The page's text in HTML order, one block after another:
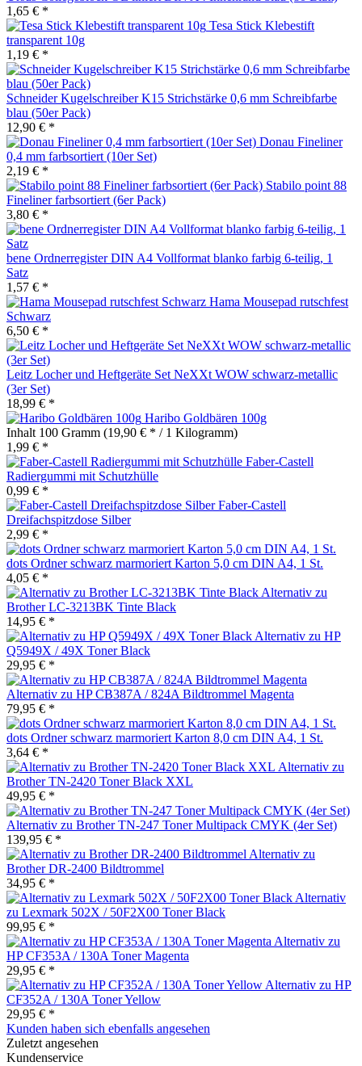
1,65 € *
Tesa Stick Klebestift
transparent 10g
1,19 € *
Schneider Kugelschreiber K15 Strichstärke 0,6 mm Schreibfarbe
blau (50er Pack)
12,90 € *
Donau Fineliner
0,4 mm farbsortiert (10er Set)
2,19 € *
Stabilo point 88
Fineliner farbsortiert (6er Pack)
3,80 € *
bene Ordnerregister DIN A4 Vollformat blanko farbig 6-teilig, 1
Satz
1,57 € *
Hama Mousepad rutschfest
Schwarz
6,50 € *
Leitz Locher und Heftgeräte Set NeXXt WOW schwarz-metallic
(3er Set)
18,99 € *
Haribo Goldbären 100g
Inhalt 100 Gramm (19,90 € * / 1 Kilogramm)
1,99 € *
Faber-Castell
Radiergummi mit Schutzhülle
0,99 € *
Faber-Castell
Dreifachspitzdose Silber
2,99 € *
dots Ordner schwarz marmoriert Karton 5,0 cm DIN A4, 1 St.
4,05 € *
Alternativ zu
Brother LC-3213BK Tinte Black
14,95 € *
Alternativ zu HP
Q5949X / 49X Toner Black
29,95 € *
Alternativ zu HP CB387A / 824A Bildtrommel Magenta
79,95 € *
dots Ordner schwarz marmoriert Karton 8,0 cm DIN A4, 1 St.
3,64 € *
Alternativ zu
Brother TN-2420 Toner Black XXL
49,95 € *
Alternativ zu Brother TN-247 Toner Multipack CMYK (4er Set)
139,95 € *
Alternativ zu
Brother DR-2400 Bildtrommel
34,95 € *
Alternativ
zu Lexmark 502X / 50F2X00 Toner Black
99,95 € *
Alternativ zu
HP CF353A / 130A Toner Magenta
29,95 € *
Alternativ zu HP
CF352A / 130A Toner Yellow
29,95 € *
Kunden haben sich ebenfalls angesehen
Zuletzt angesehen
Kundenservice